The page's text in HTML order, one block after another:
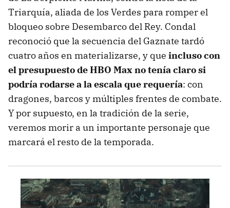
Triarquía, aliada de los Verdes para romper el
bloqueo sobre Desembarco del Rey. Condal
reconoció que la secuencia del Gaznate tardó
cuatro años en materializarse, y que incluso con
el presupuesto de HBO Max no tenía claro si
podría rodarse a la escala que requería: con
dragones, barcos y múltiples frentes de combate.
Y por supuesto, en la tradición de la serie,
veremos morir a un importante personaje que
marcará el resto de la temporada.